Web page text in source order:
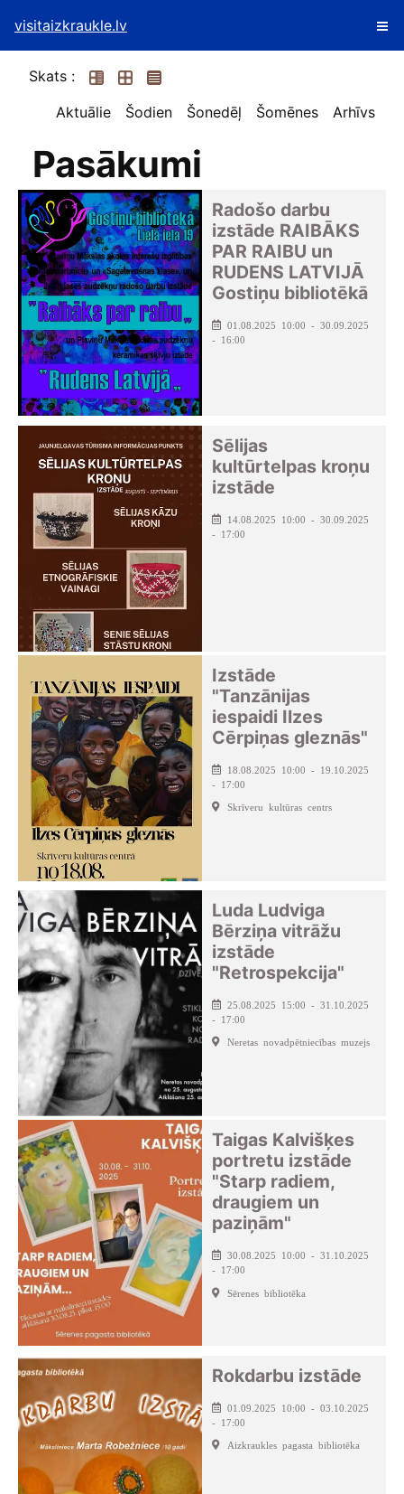
visitaizkraukle.lv
Skats :
Aktuālie
Šodien Šonedēļ Šomēnes Arhīvs
Pasākumi
Radošo darbu
izstāde RAIBĀKS
PAR RAIBU un
RUDENS LATVIJĀ
Gostiņu bibliotēkā
01.08.2025 10:00 - 30.09.2025
- 16:00
Sēlijas
kultūrtelpas kroņu
izstāde
14.08.2025 10:00 - 30.09.2025
- 17:00
Izstāde
"Tanzānijas
iespaidi Ilzes
Cērpiņas gleznās"
18.08.2025 10:00 - 19.10.2025
- 17:00
Skrīveru kultūras centrs
Luda Ludviga
Bērziņa vitrāžu
izstāde
"Retrospekcija"
25.08.2025 15:00 - 31.10.2025
- 17:00
Neretas novadpētniecības muzejs
Taigas Kalvišķes
portretu izstāde
"Starp radiem,
draugiem un
paziņām"
30.08.2025 10:00 - 31.10.2025
- 17:00
Sērenes bibliotēka
Rokdarbu izstāde
01.09.2025 10:00 - 03.10.2025
- 17:00
Aizkraukles pagasta bibliotēka